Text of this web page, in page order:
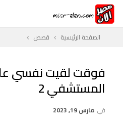
الصفحة الرئيسية قصص
فوقت لقيت نفسي
المستشفي 2
في مارس 19, 2023